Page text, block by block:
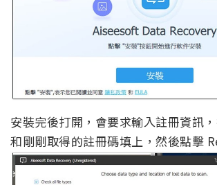
安裝完後打開，會要求輸入註冊資訊
和剛剛取得的註冊碼填上，然後點擊